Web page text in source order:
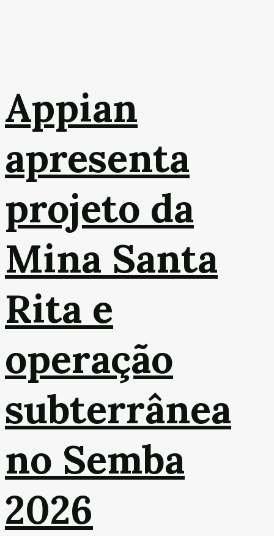
Appian
apresenta
projeto da
Mina Santa
Rita e
operação
subterrânea
no Semba
2026